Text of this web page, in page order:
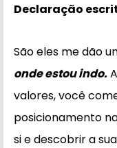
Declaração
São eles me dão
onde estou indo.
valores, você
posicionamento
si e descobrir a